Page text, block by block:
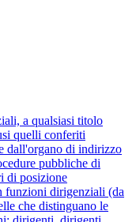
a qualsiasi titolo
quelli conferiti
dall'organo di indirizzo
pubbliche di
di posizione
funzioni dirigenziali (da
che distinguano le